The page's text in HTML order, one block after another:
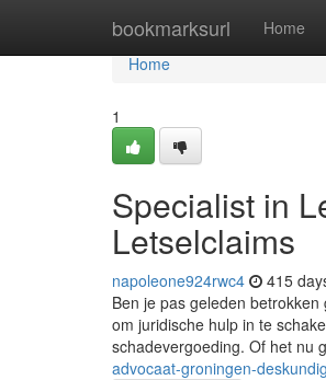
bookmarksurl Home
Home
Home
1
Specialist in
Letselclaims
napoleone924rwc4 415
Ben je pas geleden
om juridische hulp in te
schadevergoeding. Of het nu
advocaat-groningen-